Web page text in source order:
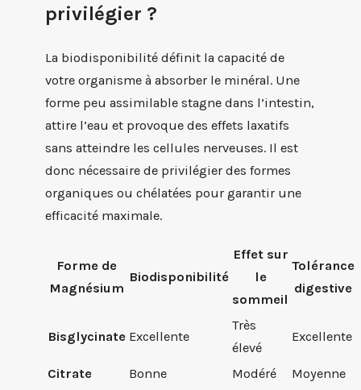
privilégier ?
La biodisponibilité définit la capacité de
votre organisme à absorber le minéral. Une
forme peu assimilable stagne dans l’intestin,
attire l’eau et provoque des effets laxatifs
sans atteindre les cellules nerveuses. Il est
donc nécessaire de privilégier des formes
organiques ou chélatées pour garantir une
efficacité maximale.
Forme de
Magnésium
Biodisponibilité
Effet sur
le
sommeil
Tolérance
digestive
Bisglycinate Excellente
Très
élevé
Excellente
Citrate Bonne Modéré
Moyenne